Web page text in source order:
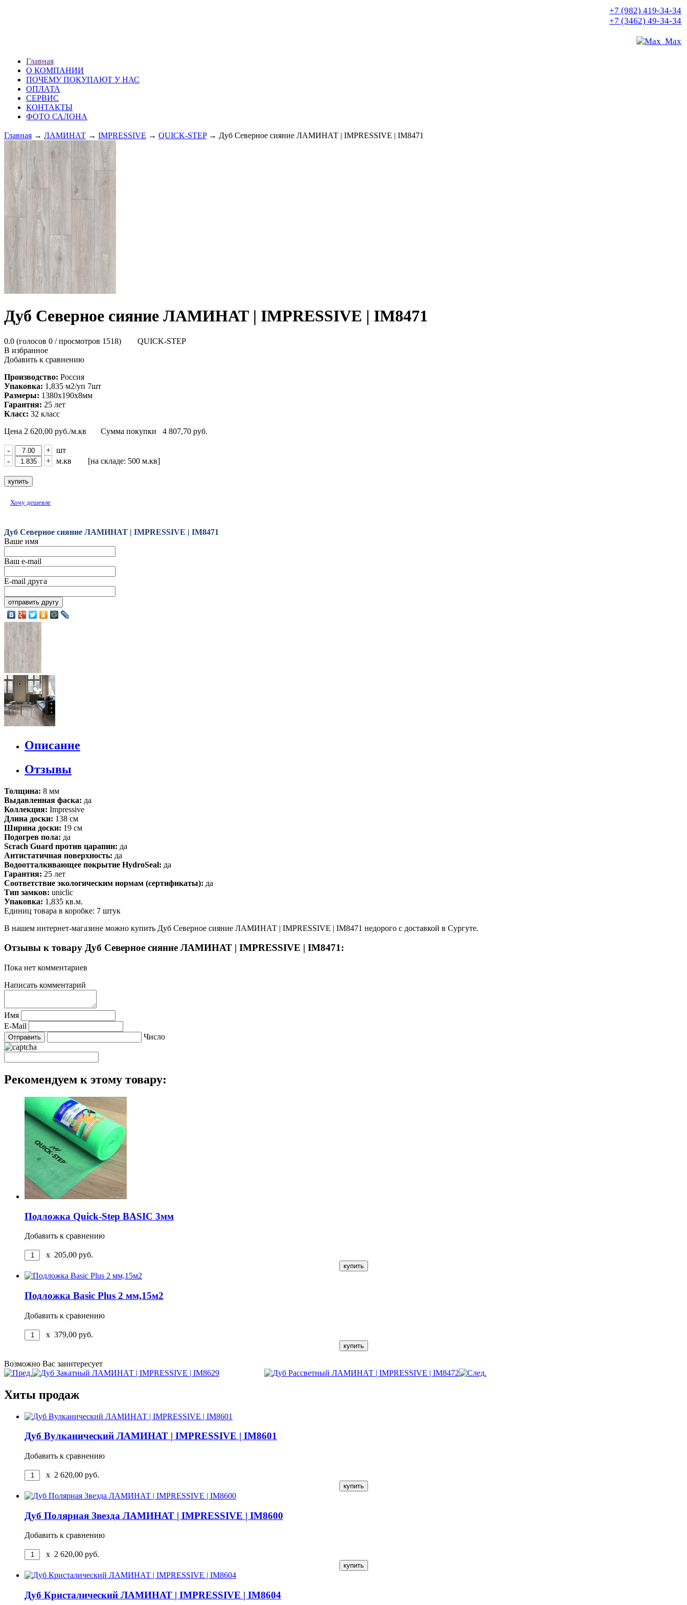
+7 (982) 419-34-34
+7 (3462) 49-34-34
Max
Главная
О КОМПАНИИ
ПОЧЕМУ ПОКУПАЮТ У НАС
ОПЛАТА
СЕРВИС
КОНТАКТЫ
ФОТО САЛОНА
Главная → ЛАМИНАТ → IMPRESSIVE → QUICK-STEP→ Дуб Северное сияние ЛАМИНАТ | IMPRESSIVE | IM8471
Дуб Северное сияние ЛАМИНАТ | IMPRESSIVE | IM8471
0.0 (голосов 0 / просмотров 1518)
QUICK-STEP
В избранное
Добавить к сравнению
Производство: Россия
Упаковка: 1,835 м2/уп 7шт
Размеры: 1380х190х8мм
Гарантия: 25 лет
Класс: 32 класс
Цена 2 620,00 руб./м.кв Сумма покупки 4 807,70 руб.
- +
шт
-
+ м.кв [на складе: 500 м.кв]
Хочу дешевле
Дуб Северное сияние ЛАМИНАТ | IMPRESSIVE | IM8471
Ваше имя
Ваш e-mail
E-mail друга
Описание
Отзывы
Толщина: 8 мм
Выдавленная фаска: да
Коллекция: Impressive
Длина доски: 138 см
Ширина доски: 19 см
Подогрев пола: да
Scrach Guard против царапин: да
Антистатичная поверхность: да
Водоотталкивающее покрытие HydroSeal: да
Гарантия: 25 лет
Соответствие экологическим нормам (сертификаты): да
Тип замков: uniclic
Упаковка: 1,835 кв.м.
Единиц товара в коробке: 7 штук
В нашем интернет-магазине можно купить Дуб Северное сияние ЛАМИНАТ | IMPRESSIVE | IM8471 недорого с доставкой в Сургуте.
Отзывы к товару Дуб Северное сияние ЛАМИНАТ | IMPRESSIVE | IM8471:
Пока нет комментариев
Написать комментарий
Имя
E-Mail
Число
Рекомендуем к этому товару:
Подложка Quick-Step BASIC 3мм
Добавить к сравнению
x 205,00 руб.
Подложка Basic Plus 2 мм,15м2
Добавить к сравнению
x 379,00 руб.
Возможно Вас заинтересует
Хиты продаж
Дуб Вулканический ЛАМИНАТ | IMPRESSIVE | IM8601
Добавить к сравнению
x 2 620,00 руб.
Дуб Полярная Звезда ЛАМИНАТ | IMPRESSIVE | IM8600
Добавить к сравнению
x 2 620,00 руб.
Дуб Кристалический ЛАМИНАТ | IMPRESSIVE | IM8604